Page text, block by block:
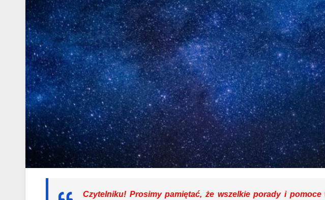
Czytelniku! Prosimy pamiętać, że wszelkie porady i